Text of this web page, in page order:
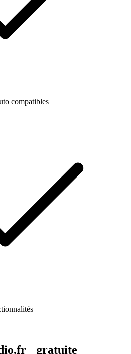
compatibles
gratuite